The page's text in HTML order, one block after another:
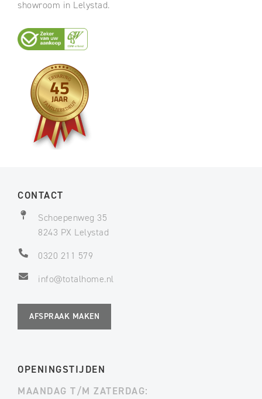
showroom in Lelystad.
CONTACT
Schoepenweg 35
8243 PX Lelystad
0320 211 579
info@totalhome.nl
AFSPRAAK MAKEN
OPENINGSTIJDEN
MAANDAG T/M ZATERDAG: